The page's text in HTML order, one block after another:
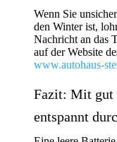
Wenn Sie
den Winter ist,
Nachricht an das
auf der Website
www.autohaus-
Fazit: Mit gut
entspannt